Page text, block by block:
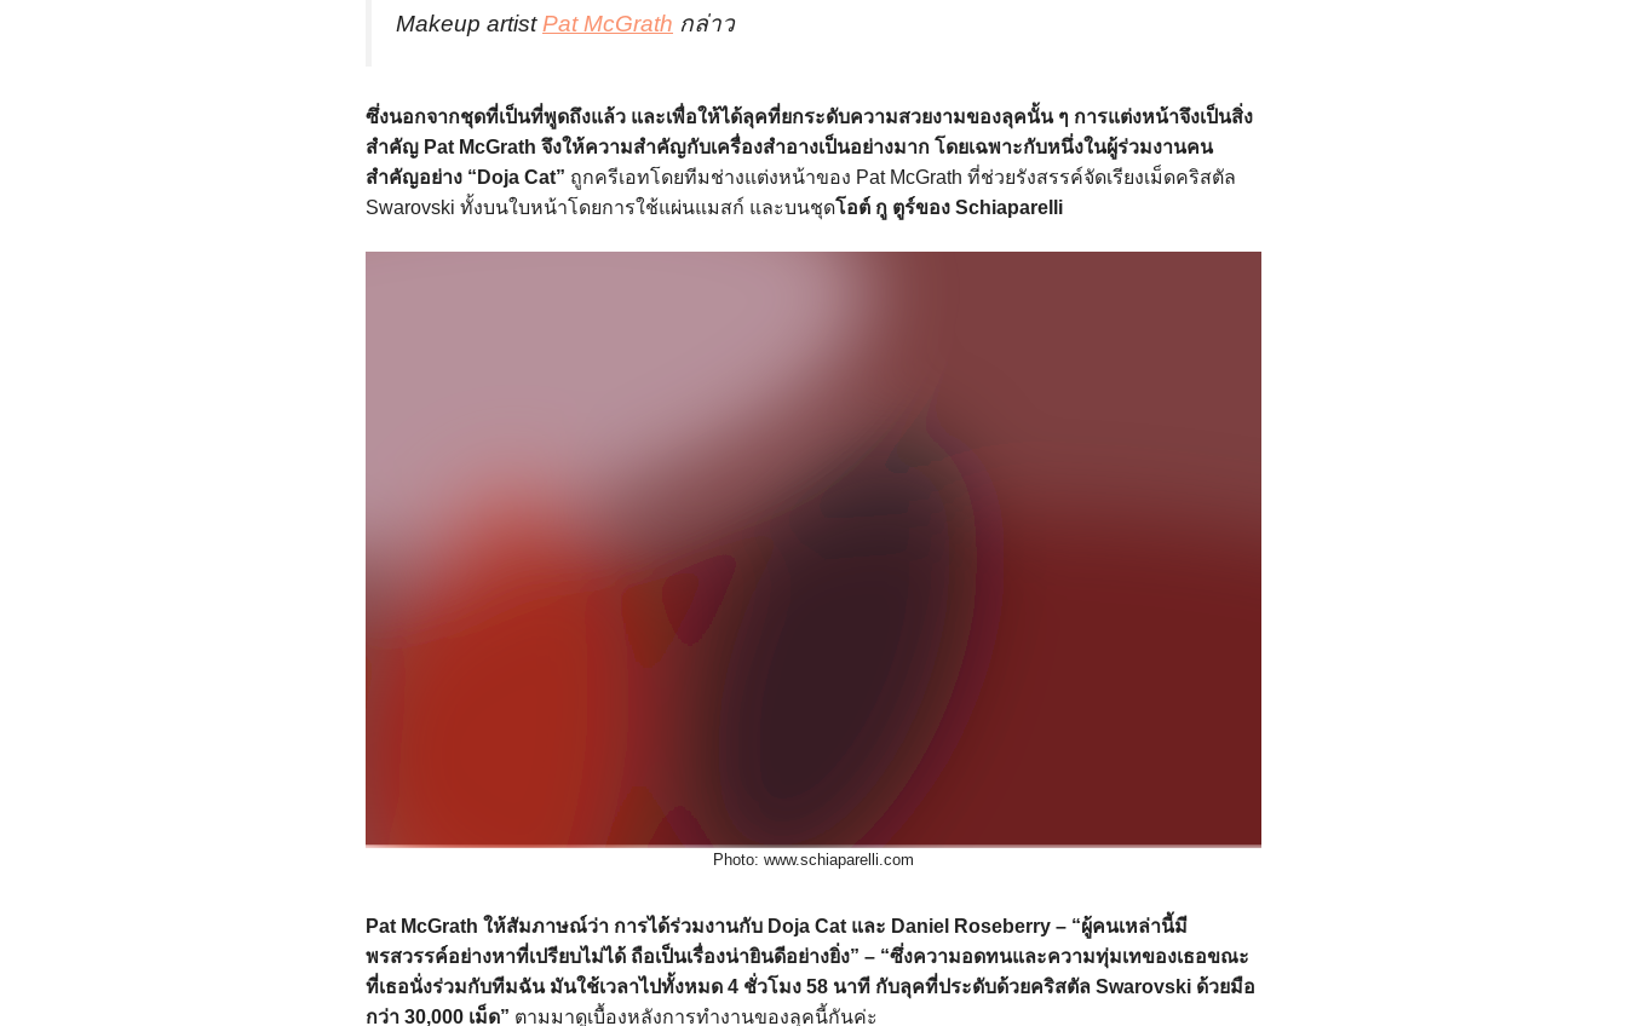
Makeup artist Pat McGrath กล่าว
ซึ่งนอกจากชุดที่เป็นที่พูดถึงแล้ว และเพื่อให้ได้ลุคที่ยกระดับความสวยงามของลุคนั้น ๆ การแต่งหน้าจึงเป็นสิ่ง
สำคัญ Pat McGrath จึงให้ความสำคัญกับเครื่องสำอางเป็นอย่างมาก โดยเฉพาะกับหนึ่งในผู้ร่วมงานคน
สำคัญอย่าง “Doja Cat” ถูกครีเอทโดยทีมช่างแต่งหน้าของ Pat McGrath ที่ช่วยรังสรรค์จัดเรียงเม็ดคริสตัล
Swarovski ทั้งบนใบหน้าโดยการใช้แผ่นแมสก์ และบนชุดโอต์ กู ตูร์ของ Schiaparelli
Photo: www.schiaparelli.com
Pat McGrath ให้สัมภาษณ์ว่า การได้ร่วมงานกับ Doja Cat และ Daniel Roseberry – “ผู้คนเหล่านี้มี
พรสวรรค์อย่างหาที่เปรียบไม่ได้ ถือเป็นเรื่องน่ายินดีอย่างยิ่ง” – “ซึ่งความอดทนและความทุ่มเทของเธอขณะ
ที่เธอนั่งร่วมกับทีมฉัน มันใช้เวลาไปทั้งหมด 4 ชั่วโมง 58 นาที กับลุคที่ประดับด้วยคริสตัล Swarovski ด้วยมือ
กว่า 30,000 เม็ด” ตามมาดูเบื้องหลังการทำงานของลุคนี้กันค่ะ